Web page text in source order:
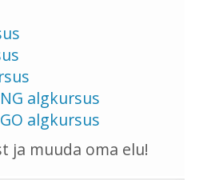
algkursus
algkursus
ja muuda oma elu!